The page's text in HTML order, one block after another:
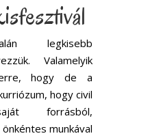
legkisebb
Valamelyik
hogy de a
hogy civil
forrásból,
munkával